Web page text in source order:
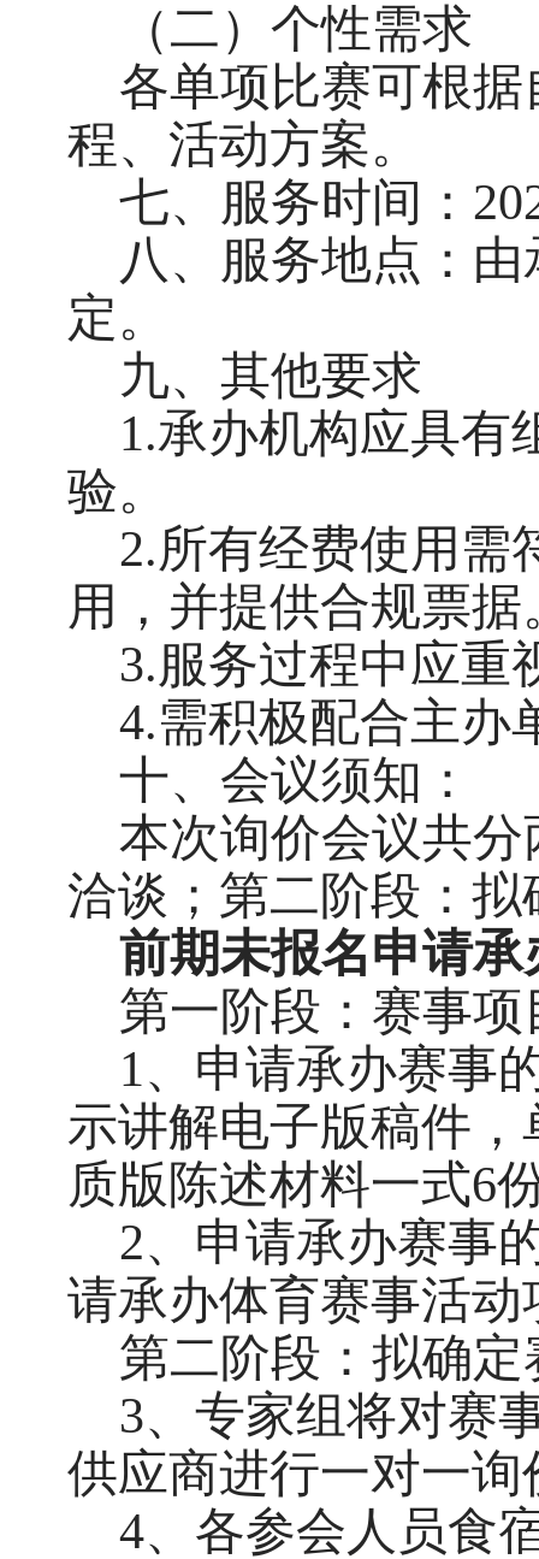
（二）个性需求
各单项比赛可根
程、活动方案。
七、服务时间：
八、服务地点：
定。
九、其他要求
1.承办机构应具有
验。
2.所有经费使用需
用，并提供合规票据
3.服务过程中应重
4.需积极配合主办
十、会议须知：
本次询价会议共
洽谈；第二阶段：
前期未报名申请承
第一阶段：赛事项
1、申请承办赛事
示讲解电子版稿件
质版陈述材料一式6
2、申请承办赛事
请承办体育赛事活
第二阶段：拟确
3、专家组将对赛
供应商进行一对一
4、各参会人员食